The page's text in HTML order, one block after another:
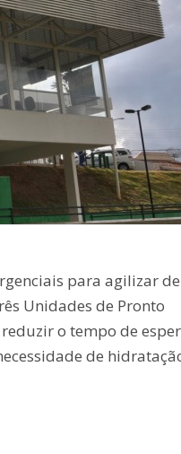
para agilizar de
Unidades de Pronto
o tempo de
de